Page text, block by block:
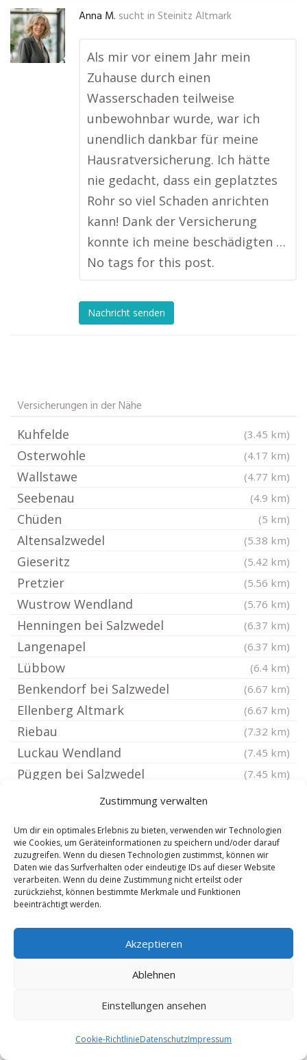
Zustimmung verwalten
Um dir ein optimales Erlebnis zu bieten, verwenden wir Technologien
wie Cookies, um Geräteinformationen zu speichern und/oder darauf
zuzugreifen. Wenn du diesen Technologien zustimmst, können wir
Daten wie das Surfverhalten oder eindeutige IDs auf dieser Website
verarbeiten. Wenn du deine Zustimmung nicht erteilst oder
zurückziehst, können bestimmte Merkmale und Funktionen
beeinträchtigt werden.
Akzeptieren
Ablehnen
Einstellungen ansehen
Cookie-RichtlinieDatenschutzImpressum
Anna M. sucht in Steinitz Altmark
Als mir vor einem Jahr mein
Zuhause durch einen
Wasserschaden teilweise
unbewohnbar wurde, war ich
unendlich dankbar für meine
Hausratversicherung. Ich hätte
nie gedacht, dass ein geplatztes
Rohr so viel Schaden anrichten
kann! Dank der Versicherung
konnte ich meine beschädigten …
No tags for this post.
Nachricht senden
Versicherungen in der Nähe
Kuhfelde (3.45 km)
Osterwohle (4.17 km)
Wallstawe (4.77 km)
Seebenau (4.9 km)
Chüden (5 km)
Altensalzwedel (5.38 km)
Gieseritz (5.42 km)
Pretzier (5.56 km)
Wustrow Wendland (5.76 km)
Henningen bei Salzwedel (6.37 km)
Langenapel (6.37 km)
Lübbow (6.4 km)
Benkendorf bei Salzwedel (6.67 km)
Ellenberg Altmark (6.67 km)
Riebau (7.32 km)
Luckau Wendland (7.45 km)
Püggen bei Salzwedel (7.45 km)
Klein Gartz (8.43 km)
Flecken Apenburg (8.78 km)
Winterfeld bei Salzwedel
Jeggeleben